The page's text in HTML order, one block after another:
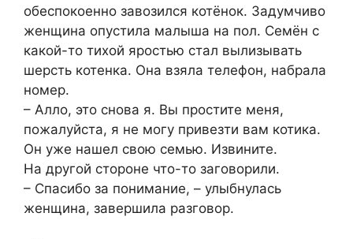
обеспокоенно завозился котёнок. Задумчиво
женщина опустила малыша на пол. Семён с
какой-то тихой яростью стал вылизывать
шерсть котенка. Она взяла телефон, набрала
номер.
– Алло, это снова я. Вы простите меня,
пожалуйста, я не могу привезти вам котика.
Он уже нашел свою семью. Извините.
На другой стороне что-то заговорили.
– Спасибо за понимание, – улыбнулась
женщина, завершила разговор.